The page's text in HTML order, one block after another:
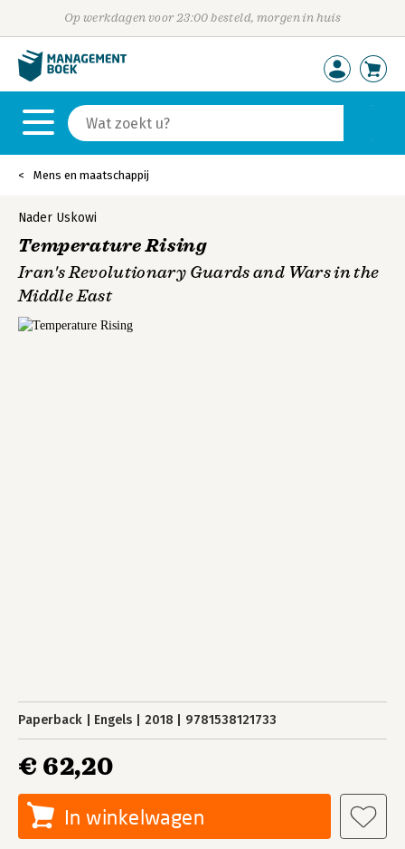
Op werkdagen voor 23:00 besteld, morgen in huis
Mens en maatschappij
Nader Uskowi
Temperature Rising
Iran's Revolutionary Guards and Wars in the
Middle East
Paperback Engels 2018 9781538121733
€ 62,20
In winkelwagen